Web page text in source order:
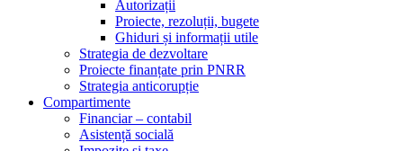
Autorizații
Proiecte, rezoluții, bugete
Ghiduri și informații utile
Strategia de dezvoltare
Proiecte finanțate prin PNRR
Strategia anticorupție
Compartimente
Financiar – contabil
Asistență socială